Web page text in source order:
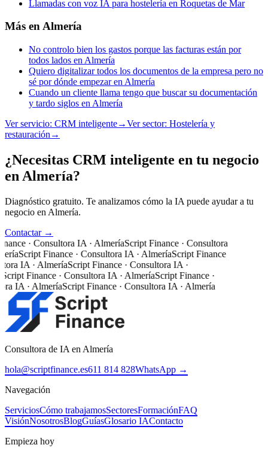
Llamadas con voz IA para hostelería en Roquetas de Mar
Más enAlmería
No controlo bien los gastos porque las facturas están por
todos lados en Almería
Quiero digitalizar todos los documentos de la empresa pero no
sé por dónde empezar en Almería
Cuando un cliente llama tengo que buscar su documentación
y tardo siglos en Almería
Ver servicio: CRM inteligente→Ver sector: Hostelería y
restauración →
¿Necesitas CRM inteligente en tu negocio
en Almería?
Diagnóstico gratuito. Te analizamos cómo la IA puede ayudar a tu
negocio en Almería.
Contactar →
· Consultora IA · AlmeríaScript Finance · Consultora
Script Finance · Consultora IA · AlmeríaScript Finance
IA · AlmeríaScript Finance · Consultora IA ·
Finance · Consultora IA · AlmeríaScript Finance ·
IA · AlmeríaScript Finance · Consultora IA · Almería
Consultora de IA en Almería
hola@scriptfinance.es611 814 828WhatsApp →
Navegación
ServiciosCómo trabajamosSectoresFormaciónFAQ
VisiónNosotrosBlogGuíasGlosario IAContacto
Empieza hoy